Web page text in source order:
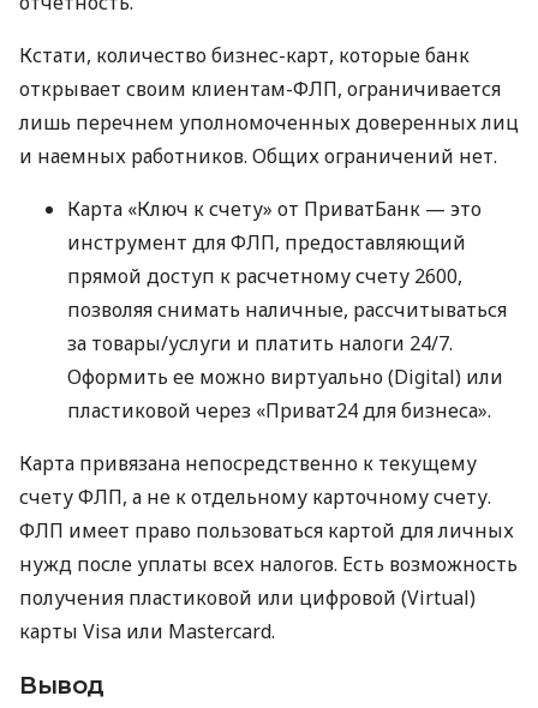
Кстати, количество бизнес-карт, которые банк
открывает своим клиентам-ФЛП, ограничивается
лишь перечнем уполномоченных доверенных лиц
и наемных работников. Общих ограничений нет.
Карта «Ключ к счету» от ПриватБанк — это
инструмент для ФЛП, предоставляющий
прямой доступ к расчетному счету 2600,
позволяя снимать наличные, рассчитываться
за товары/услуги и платить налоги 24/7.
Оформить ее можно виртуально (Digital) или
пластиковой через «Приват24 для бизнеса».
Карта привязана непосредственно к текущему
счету ФЛП, а не к отдельному карточному счету.
ФЛП имеет право пользоваться картой для личных
нужд после уплаты всех налогов. Есть возможность
получения пластиковой или цифровой (Virtual)
карты Visa или Mastercard.
Вывод